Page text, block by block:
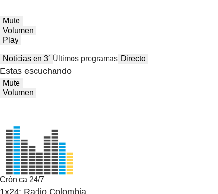
Mute
Volumen
Play
Noticias en 3′ Últimos programas Directo
Estas escuchando
Mute
Volumen
Crónica 24/7
1x24: Radio Colombia